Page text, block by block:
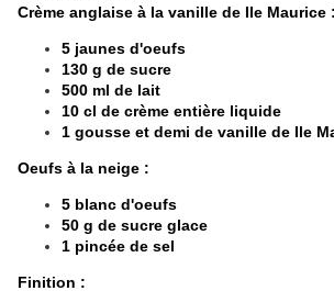
Crème anglaise à la vanille de Ile Maurice :
5 jaunes d'oeufs
130 g de sucre
500 ml de lait
10 cl de crème entière liquide
1 gousse et demi de vanille de Ile
Oeufs à la neige :
5 blanc d'oeufs
50 g de sucre glace
1 pincée de sel
Finition :